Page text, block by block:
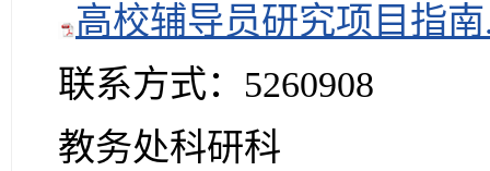
高校辅导员研究项目指
联系方式：5260908
教务处科研科